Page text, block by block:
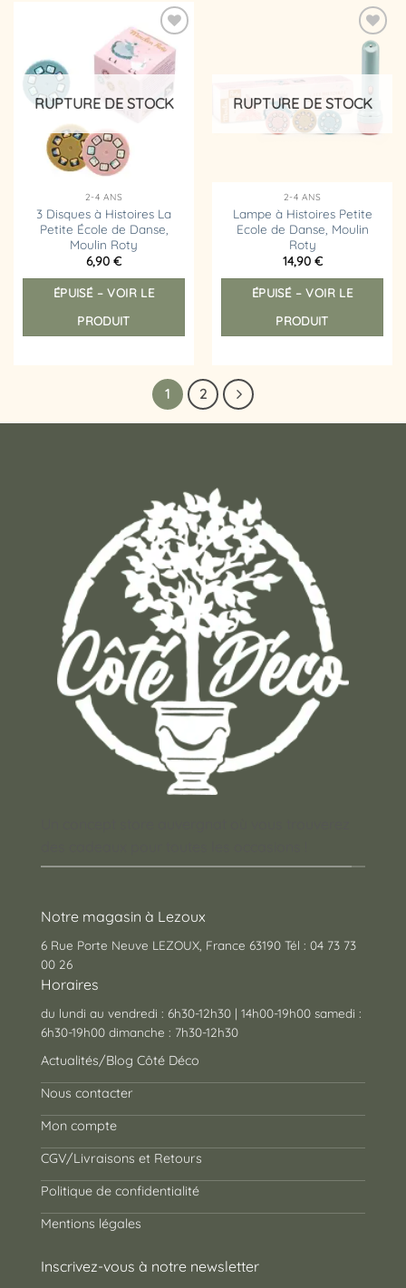
Ajouter
à la
liste
d’envies
RUPTURE DE STOCK
2-4 ANS
3 Disques à Histoires La
Petite École de Danse,
Moulin Roty
6,90 €
ÉPUISÉ – VOIR LE
PRODUIT
Ajouter
liste
RUPTURE DE STOCK
2-4 ANS
Lampe à Histoires Petite
Ecole de Danse, Moulin
Roty
14,90 €
ÉPUISÉ – VOIR LE
PRODUIT
1 2
Notre magasin à Lezoux
6 Rue Porte Neuve LEZOUX, France 63190 Tél : 04 73 73
00 26
Horaires
du lundi au vendredi : 6h30-12h30 | 14h00-19h00 samedi :
6h30-19h00 dimanche : 7h30-12h30
Actualités/Blog Côté Déco
Nous contacter
Mon compte
CGV/Livraisons et Retours
Politique de confidentialité
Mentions légales
Inscrivez-vous à notre newsletter